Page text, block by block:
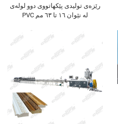
رێزەی تولیدی پێکهاتووی دوو لولەی
PVC لە نێوان ١٦ تا ٦٣ مم